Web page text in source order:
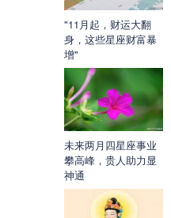
"11月起，财运大翻
身，这些星座财富暴
增"
未来两月四星座事业
攀高峰，贵人助力显
神通